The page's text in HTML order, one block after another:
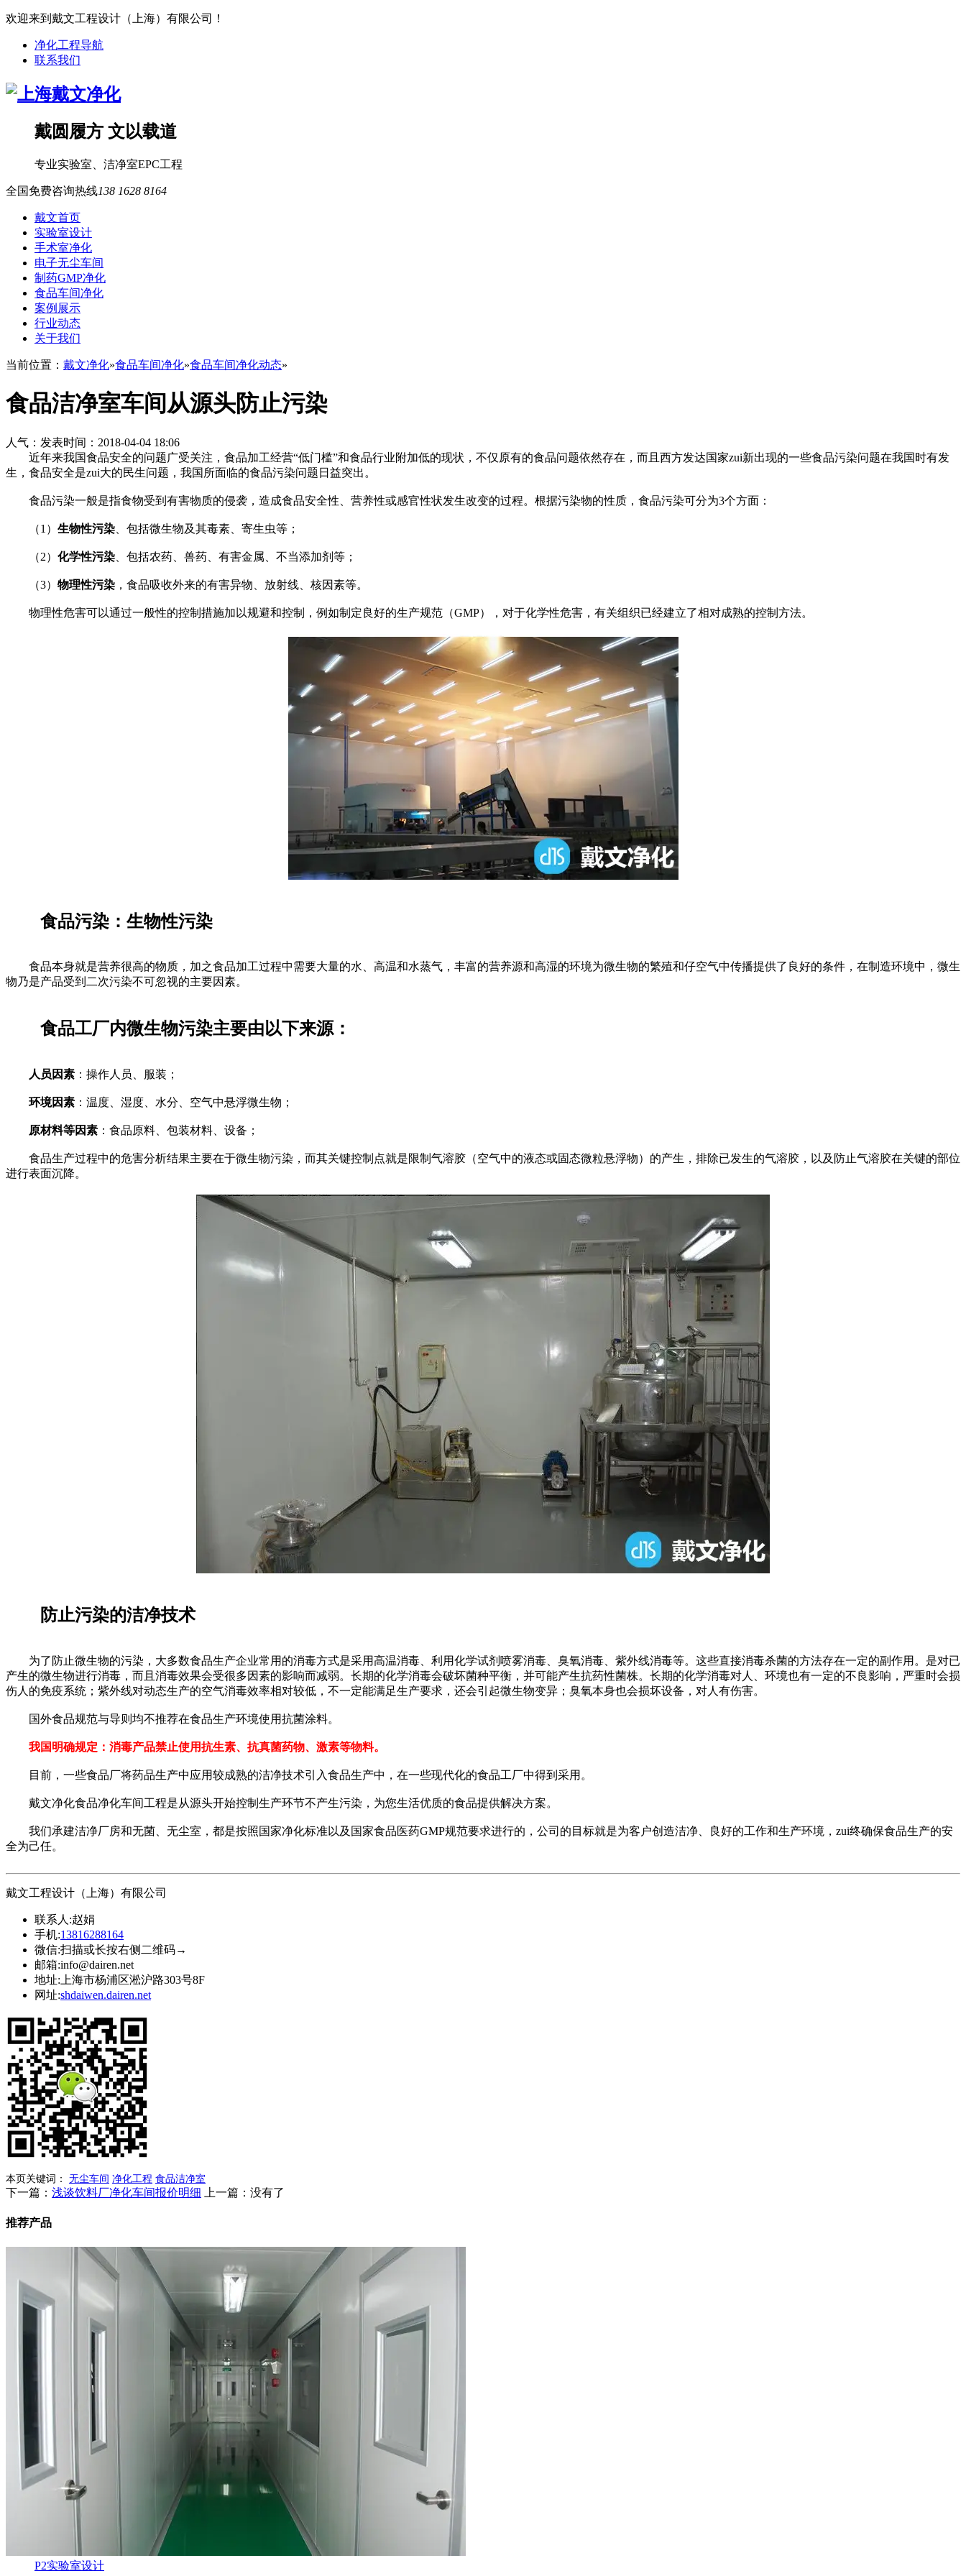
欢迎来到戴文工程设计（上海）有限公司！
净化工程导航
联系我们
戴圆履方 文以载道
专业实验室 洁净室EPC工程
全国免费咨询热线138 1628 8164
戴文首页
实验室设计
手术室净化
电子无尘车间
制药GMP净化
食品车间净化
案例展示
行业动态
关于我们
当前位置： 戴文净化»食品车间净化»食品车间净化动态»
食品洁净室车间从源头防止污染
人气： 发表时间：2018-04-04 18:06
近年来我国食品安全的问题广受关注，食品加工经营“低门槛”和食品行业附加低的现状，不仅原有的食品问题依然存在，而且西方发达国家zui新出现的一些食品污染问题在我国时有发
生，食品安全是zui大的民生问题，我国所面临的食品污染问题日益突出。
食品污染一般是指食物受到有害物质的侵袭，造成食品安全性、营养性或感官性状发生改变的过程。根据污染物的性质，食品污染可分为3个方面：
（1） 生物性污染 、包括微生物及其毒素、寄生虫等；
（2） 化学性污染 、包括农药、兽药、有害金属、不当添加剂等；
（3） 物理性污染 ，食品吸收外来的有害异物、放射线、核因素等。
物理性危害可以通过一般性的控制措施加以规避和控制，例如制定良好的生产规范（GMP），对于化学性危害，有关组织已经建立了相对成熟的控制方法。
食品污染：生物性污染
食品本身就是营养很高的物质，加之食品加工过程中需要大量的水、高温和水蒸气，丰富的营养源和高湿的环境为微生物的繁殖和仔空气中传播提供了良好的条件，在制造环境中，微生
物乃是产品受到二次污染不可忽视的主要因素。
食品工厂内微生物污染主要由以下来源：
人员因素 ：操作人员、服装；
环境因素 ：温度、湿度、水分、空气中悬浮微生物；
原材料等因素 ：食品原料、包装材料、设备；
食品生产过程中的危害分析结果主要在于微生物污染，而其关键控制点就是限制气溶胶（空气中的液态或固态微粒悬浮物）的产生，排除已发生的气溶胶，以及防止气溶胶在关键的部位
进行表面沉降。
防止污染的洁净技术
为了防止微生物的污染，大多数食品生产企业常用的消毒方式是采用高温消毒、利用化学试剂喷雾消毒、臭氧消毒、紫外线消毒等。这些直接消毒杀菌的方法存在一定的副作用。是对已
产生的微生物进行消毒，而且消毒效果会受很多因素的影响而减弱。长期的化学消毒会破坏菌种平衡，并可能产生抗药性菌株。长期的化学消毒对人、环境也有一定的不良影响，严重时会损
伤人的免疫系统；紫外线对动态生产的空气消毒效率相对较低，不一定能满足生产要求，还会引起微生物变异；臭氧本身也会损坏设备，对人有伤害。
国外食品规范与导则均不推荐在食品生产环境使用抗菌涂料。
我国明确规定：消毒产品禁止使用抗生素、抗真菌药物、激素等物料。
目前，一些食品厂将药品生产中应用较成熟的洁净技术引入食品生产中，在一些现代化的食品工厂中得到采用。
戴文净化食品净化车间工程是从源头开始控制生产环节不产生污染，为您生活优质的食品提供解决方案。
我们承建洁净厂房和无菌、无尘室，都是按照国家净化标准以及国家食品医药GMP规范要求进行的，公司的目标就是为客户创造洁净、良好的工作和生产环境，zui终确保食品生产的安
全为己任。
戴文工程设计（上海）有限公司
联系人:赵娟
手机:13816288164
微信:扫描或长按右侧二维码→
邮箱:info@dairen.net
地址: 上海市杨浦区淞沪路303号8F
网址:shdaiwen.dairen.net
本页关键词： 无尘车间 净化工程 食品洁净室
下一篇： 浅谈饮料厂净化车间报价明细 上一篇： 没有了
推荐产品
P2实验室设计